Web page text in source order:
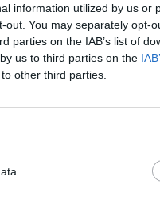
information utilized by us or
You may separately opt-
parties on the IAB’s list of
us to third parties on the
other third parties.
Στην